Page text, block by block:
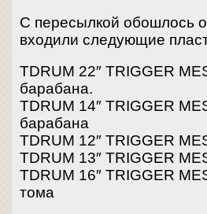
С пересылкой обошлось
входили следующие
TDRUM 22″ TRIGGER
барабана.
TDRUM 14″ TRIGGER
барабана
TDRUM 12″ TRIGGER
TDRUM 13″ TRIGGER
TDRUM 16″ TRIGGER
тома